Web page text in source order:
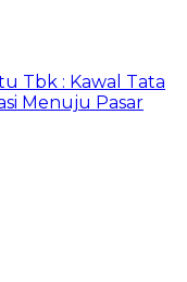
Tbk : Kawal Tata
Menuju Pasar